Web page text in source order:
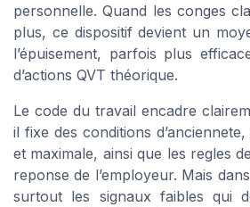
personnelle. Quand les conges
plus, ce dispositif devient un
l’épuisement, parfois plus
d’actions QVT théorique.
Le code du travail encadre
il fixe des conditions
et maximale, ainsi que les regles
reponse de l’employeur. Mais
surtout les signaux faibles qui